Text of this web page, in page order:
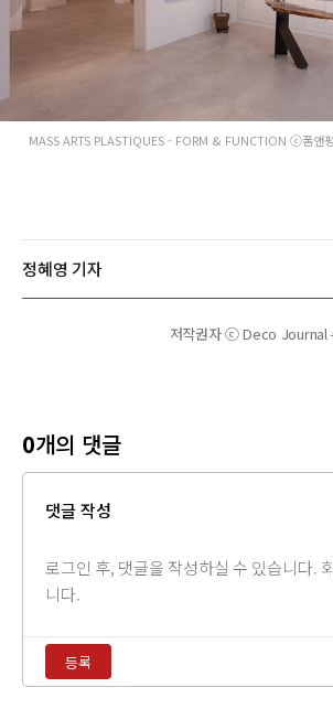
MASS ARTS PLASTIQUES - FORM & FUNCTION ⓒ폼앤
정혜영 기자
저작권자 ⓒ Deco Journal
0개의 댓글
댓글 작성
력
등록